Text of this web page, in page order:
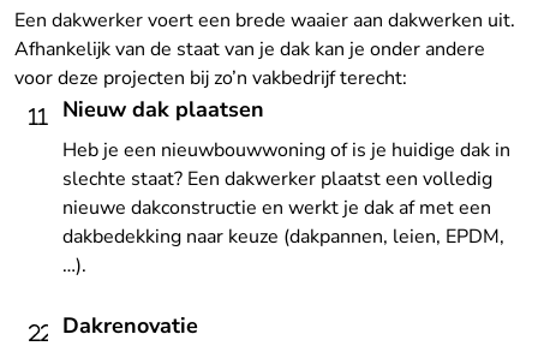
Een dakwerker voert een brede waaier aan dakwerken uit.
Afhankelijk van de staat van je dak kan je onder andere
voor deze projecten bij zo’n vakbedrijf terecht:
Nieuw dak plaatsen
Heb je een nieuwbouwwoning of is je huidige dak in
slechte staat? Een dakwerker plaatst een volledig
nieuwe dakconstructie en werkt je dak af met een
dakbedekking naar keuze (dakpannen, leien, EPDM,
…).
Dakrenovatie